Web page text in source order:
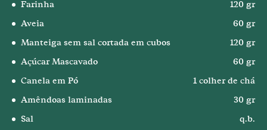
Farinha 120 gr
Aveia 60 gr
Manteiga sem sal cortada em cubos 120 gr
Açúcar Mascavado 60 gr
Canela em Pó 1 colher de chá
Amêndoas laminadas 30 gr
Sal q.b.